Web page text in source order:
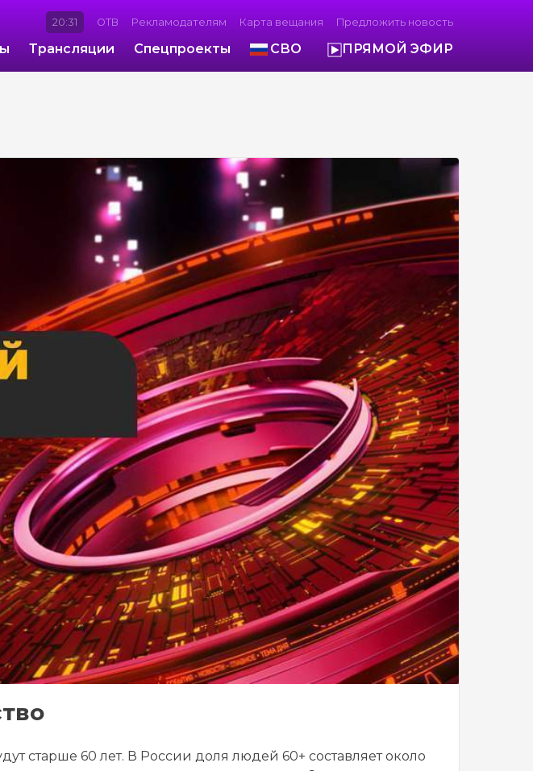
20:31 ОТВ Рекламодателям Карта вещания Предложить новость
Трансляции Спецпроекты СВО ПРЯМОЙ ЭФИР
старше 60 лет. В России доля людей 60+ составляет около